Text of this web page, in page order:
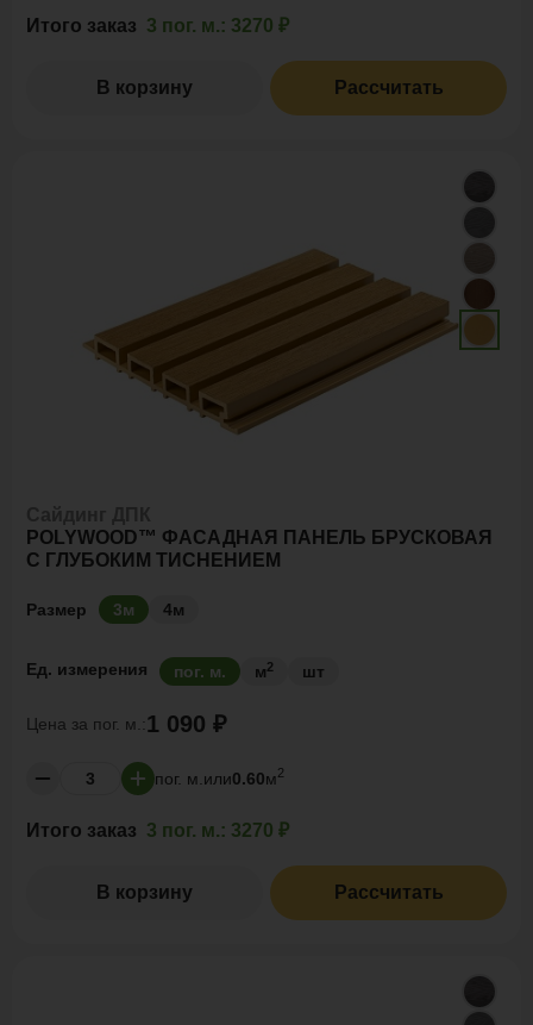
Итого заказ 3 пог. м.: 3270 ₽
В корзину Рассчитать
POLYWOOD™ ФАСАДНАЯ ПАНЕЛЬ БРУСКОВАЯ
С ГЛУБОКИМ ТИСНЕНИЕМ
Размер 3м 4м
Ед. измерения пог. м. м2 шт
Цена за пог. м.:1 090 ₽
пог. м. или0.60м2
Итого заказ 3 пог. м.: 3270 ₽
В корзину Рассчитать